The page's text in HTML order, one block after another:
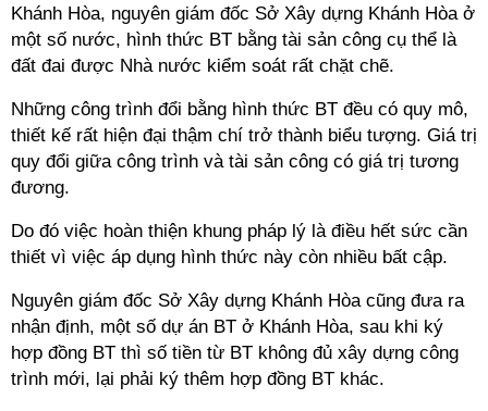
Khánh Hòa, nguyên giám đốc Sở Xây dựng Khánh Hòa ở
một số nước, hình thức BT bằng tài sản công cụ thể là
đất đai được Nhà nước kiểm soát rất chặt chẽ.
Những công trình đổi bằng hình thức BT đều có quy mô,
thiết kế rất hiện đại thậm chí trở thành biểu tượng. Giá trị
quy đổi giữa công trình và tài sản công có giá trị tương
đương.
Do đó việc hoàn thiện khung pháp lý là điều hết sức cần
thiết vì việc áp dụng hình thức này còn nhiều bất cập.
Nguyên giám đốc Sở Xây dựng Khánh Hòa cũng đưa ra
nhận định, một số dự án BT ở Khánh Hòa, sau khi ký
hợp đồng BT thì số tiền từ BT không đủ xây dựng công
trình mới, lại phải ký thêm hợp đồng BT khác.